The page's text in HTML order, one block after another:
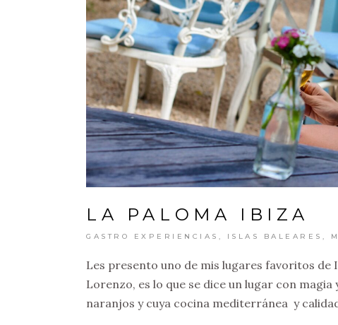
LA PALOMA IBIZA
GASTRO EXPERIENCIAS , ISLAS BALEARES ,
Les presento uno de mis lugares favoritos de
Lorenzo, es lo que se dice un lugar con
naranjos y cuya cocina mediterránea y